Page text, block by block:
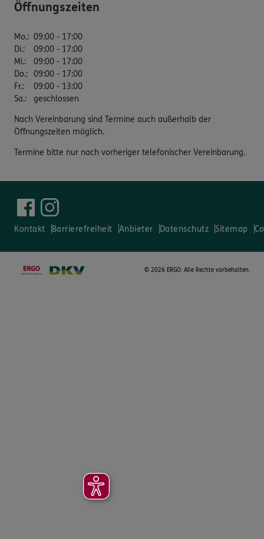
Öffnungszeiten
Mo.: 09:00 - 17:00
Di.:
09:00 - 17:00
Mi.:
09:00 - 17:00
Do.: 09:00 - 17:00
Fr.:
09:00 - 13:00
Sa.: geschlossen
Nach Vereinbarung sind Termine auch außerhalb der
Öffnungszeiten möglich.
Termine bitte nur nach vorheriger telefonischer Vereinbarung.
Kontakt Barrierefreiheit Anbieter Datenschutz Sitemap
© 2026 ERGO. Alle Rechte vorbehalten.